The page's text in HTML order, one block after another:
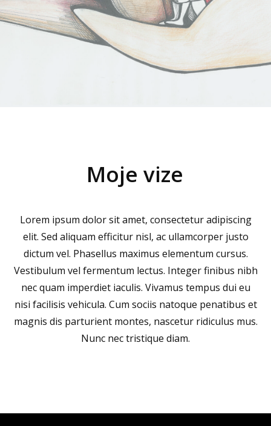
Moje vize
Lorem ipsum dolor sit amet, consectetur adipiscing
elit. Sed aliquam efficitur nisl, ac ullamcorper justo
dictum vel. Phasellus maximus elementum cursus.
Vestibulum vel fermentum lectus. Integer finibus nibh
nec quam imperdiet iaculis. Vivamus tempus dui eu
nisi facilisis vehicula. Cum sociis natoque penatibus et
magnis dis parturient montes, nascetur ridiculus mus.
Nunc nec tristique diam.